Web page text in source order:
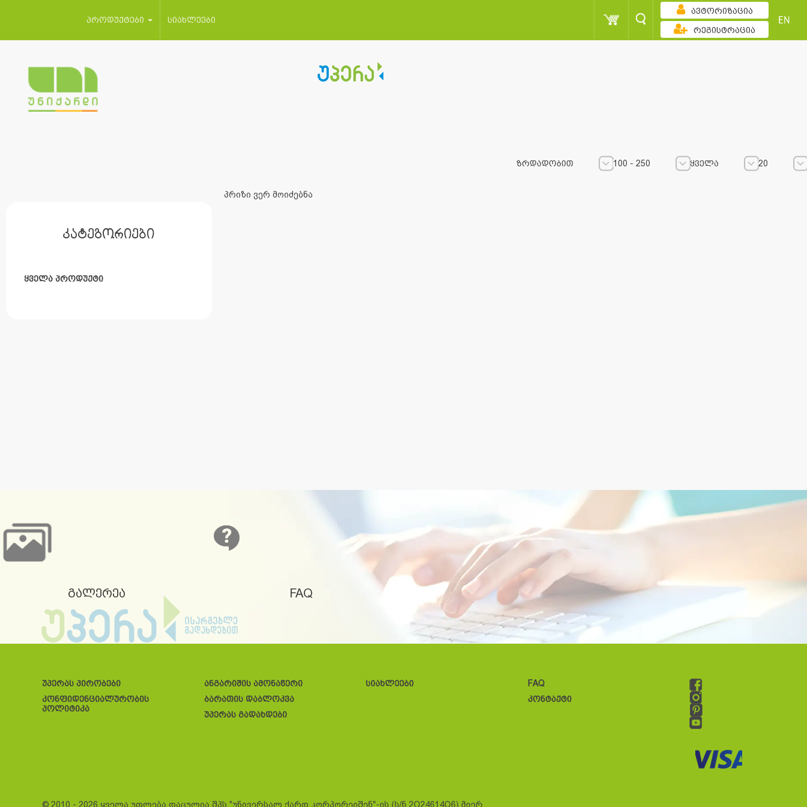
პროდუქტები სიახლეები
ავტორიზაცია
რეგისტრაცია
EN
კატეგორიები
ყველა პროდუქტი
ზრდადობით 100 - 250 ყველა
20
პრიზი ვერ მოიძებნა
გალერეა FAQ
უპერას პირობები
კონფიდენციალურობის
პოლიტიკა
ანგარიშის ამონაწერი
ბარათის დაბლოკვა
უპერას გადახდები
სიახლეები
FAQ
კონტაქტი
© 2010 - 2026 ყველა უფლება დაცულია შპს "უნივერსალ ქარდ კორპორეიშენ"-ის (ს/ნ 2O24614O6) მიერ